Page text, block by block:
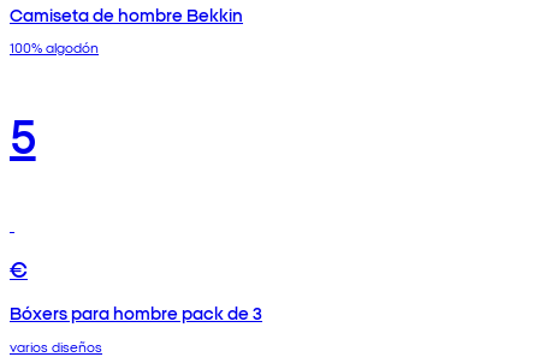
Camiseta de hombre Bekkin
100% algodón
5
€
Bóxers para hombre pack de 3
varios diseños